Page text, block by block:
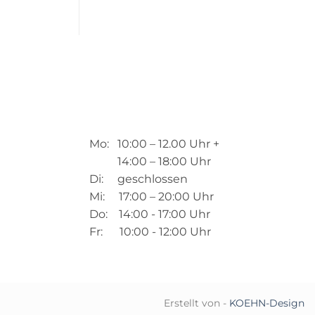
Mo: 10:00 – 12.00 Uhr +
14:00 – 18:00 Uhr
Di: geschlossen
Mi: 17:00 – 20:00 Uhr
Do: 14:00 - 17:00 Uhr
Fr: 10:00 - 12:00 Uhr
Erstellt von - KOEHN-Design